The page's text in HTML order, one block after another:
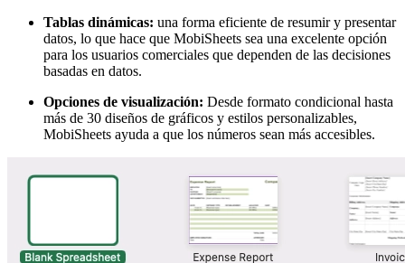
Tablas dinámicas: una forma eficiente de resumir y presentar
datos, lo que hace que MobiSheets sea una excelente opción
para los usuarios comerciales que dependen de las decisiones
basadas en datos.
Opciones de visualización: Desde formato condicional hasta
más de 30 diseños de gráficos y estilos personalizables,
MobiSheets ayuda a que los números sean más accesibles.